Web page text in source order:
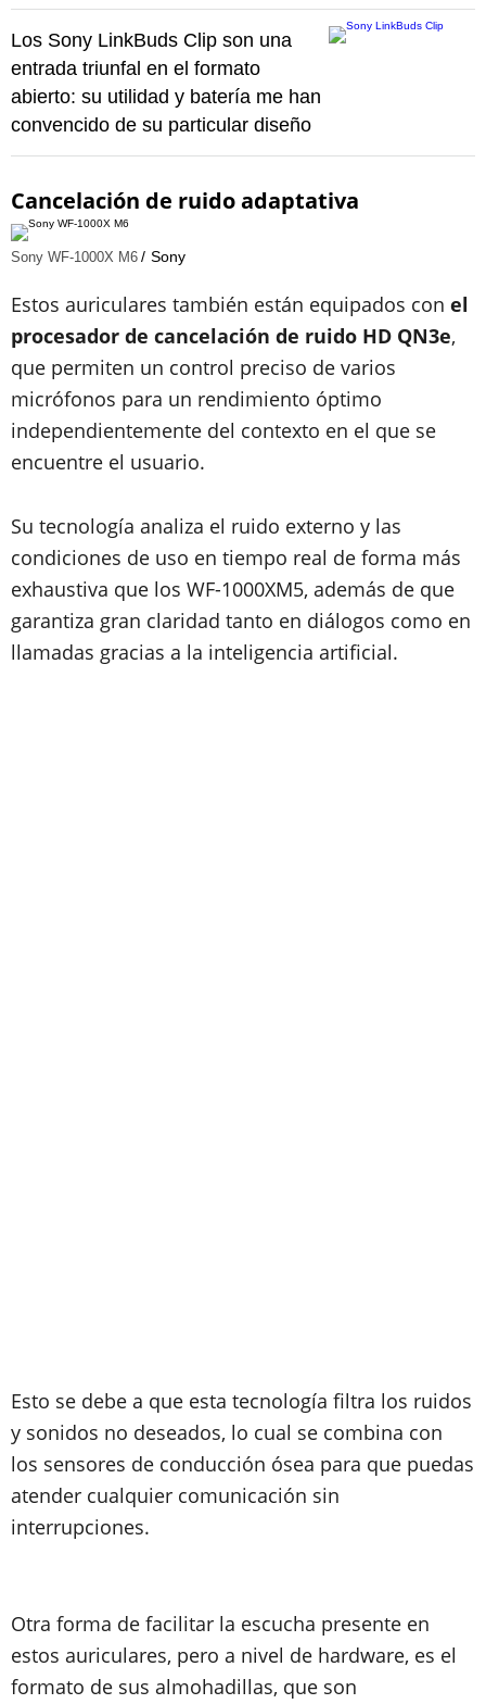
Los Sony LinkBuds Clip son una
entrada triunfal en el formato
abierto: su utilidad y batería me han
convencido de su particular diseño
Cancelación de ruido adaptativa
Sony WF-1000X M6 Sony
Estos auriculares también están equipados con el
procesador de cancelación de ruido HD QN3e,
que permiten un control preciso de varios
micrófonos para un rendimiento óptimo
independientemente del contexto en el que se
encuentre el usuario.
Su tecnología analiza el ruido externo y las
condiciones de uso en tiempo real de forma más
exhaustiva que los WF-1000XM5, además de que
garantiza gran claridad tanto en diálogos como en
llamadas gracias a la inteligencia artificial.
Esto se debe a que esta tecnología filtra los ruidos
y sonidos no deseados, lo cual se combina con
los sensores de conducción ósea para que puedas
atender cualquier comunicación sin
interrupciones.
Otra forma de facilitar la escucha presente en
estos auriculares, pero a nivel de hardware, es el
formato de sus almohadillas, que son